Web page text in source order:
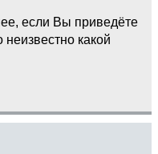
если Вы приведёте
неизвестно какой